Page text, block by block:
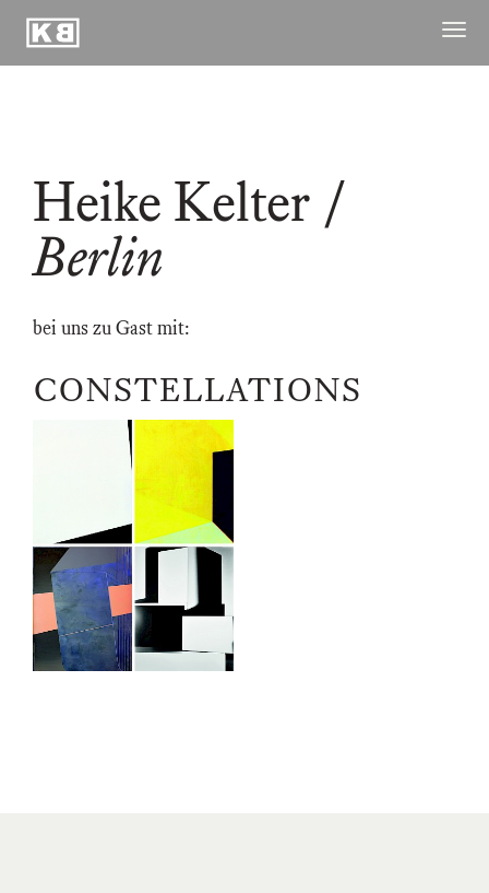
Menü
Kunstraum
Braugasse
Heike Kelter /
Berlin
bei uns zu Gast mit:
CONSTELLATIONS
06.09.2025
31.10.2025